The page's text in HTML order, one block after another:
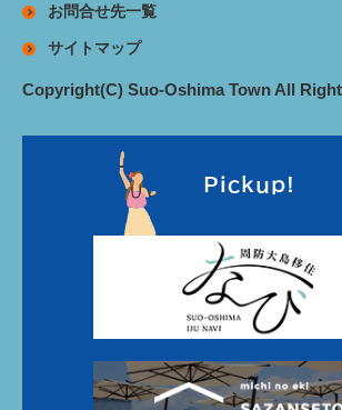
お問合せ先一覧
サイトマップ
Copyright(C) Suo-Oshima Town All